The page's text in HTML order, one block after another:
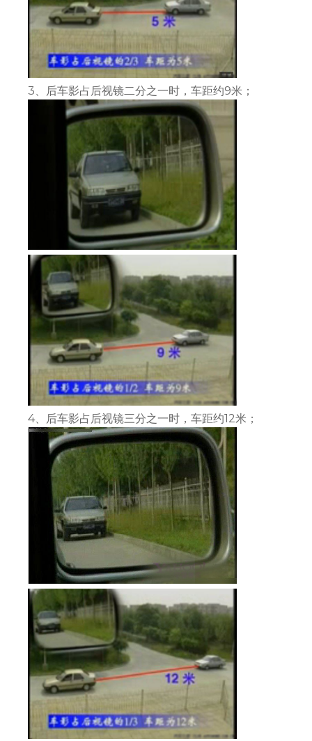
3、后车影占后视镜二分之一时，车距约9米；
4、后车影占后视镜三分之一时，车距约12米；